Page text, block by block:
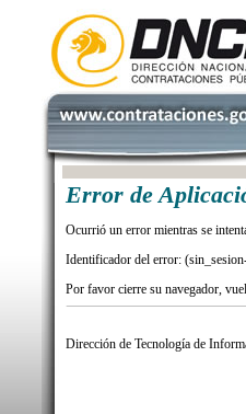
Error de
Ocurrió un error mientras se
Identificador del error:
Por favor cierre su navegador,
Dirección de Tecnología de